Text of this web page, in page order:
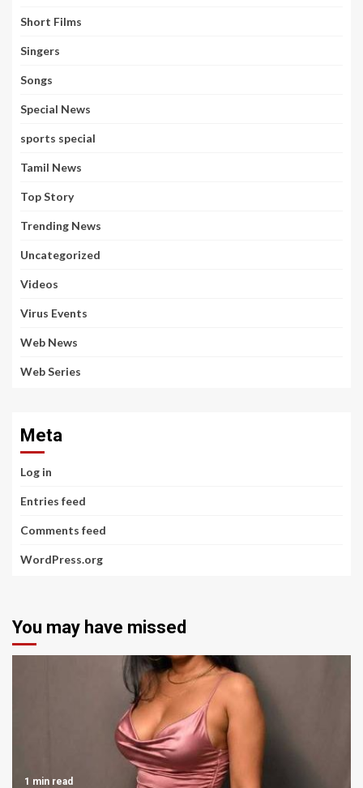
Short Films
Singers
Songs
Special News
sports special
Tamil News
Top Story
Trending News
Uncategorized
Videos
Virus Events
Web News
Web Series
Meta
Log in
Entries feed
Comments feed
WordPress.org
You may have missed
1 min read